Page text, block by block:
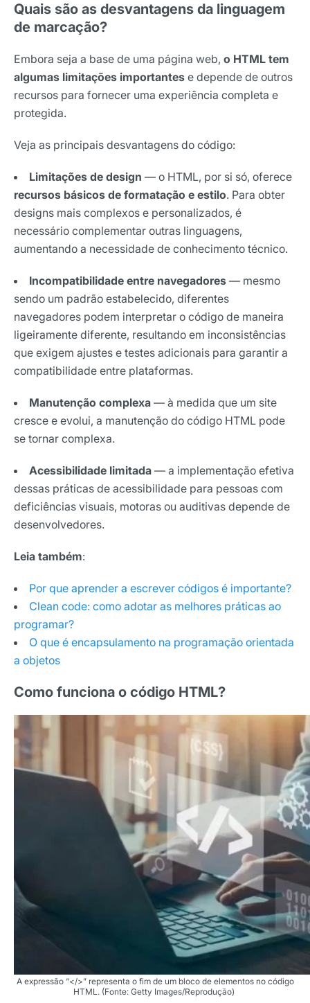
Quais são as desvantagens da linguagem
de marcação?
Embora seja a base de uma página web, o HTML tem
algumas limitações importantes e depende de outros
recursos para fornecer uma experiência completa e
protegida.
Veja as principais desvantagens do código:
Limitações de design — o HTML, por si só, oferece
recursos básicos de formatação e estilo. Para obter
designs mais complexos e personalizados, é
necessário complementar outras linguagens,
aumentando a necessidade de conhecimento técnico.
Incompatibilidade entre navegadores — mesmo
sendo um padrão estabelecido, diferentes
navegadores podem interpretar o código de maneira
ligeiramente diferente, resultando em inconsistências
que exigem ajustes e testes adicionais para garantir a
compatibilidade entre plataformas.
Manutenção complexa — à medida que um site
cresce e evolui, a manutenção do código HTML pode
se tornar complexa.
Acessibilidade limitada — a implementação efetiva
dessas práticas de acessibilidade para pessoas com
deficiências visuais, motoras ou auditivas depende de
desenvolvedores.
Leia também:
Por que aprender a escrever códigos é importante?
Clean code: como adotar as melhores práticas ao
programar?
O que é encapsulamento na programação orientada
a objetos
Como funciona o código HTML?
A expressão “</>” representa o fim de um bloco de elementos no código
HTML. (Fonte: Getty Images/Reprodução)